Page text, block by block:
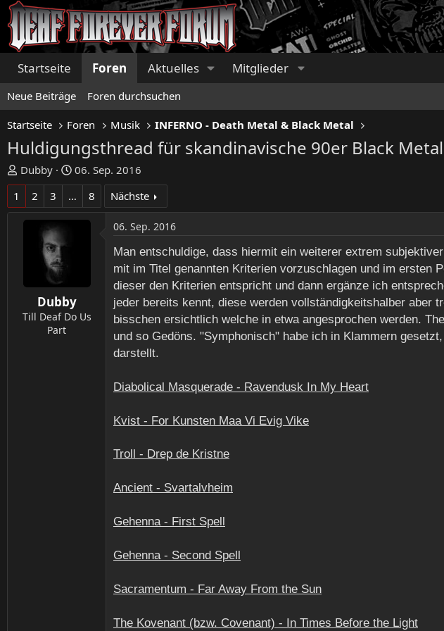
Startseite Foren Aktuelles Mitglieder
Neue Beiträge Foren durchsuchen
Startseite Foren Musik INFERNO - Death Metal & Black Metal
Huldigungsthread für skandinavische 90er Black
E
r
t
r
Dubby
E
r
s
t
a
m
06. Sep. 2016
1
2 3 … 8 Nächste
Dubby
Till Deaf Do Us
Part
06. Sep. 2016
Man entschuldige, dass hiermit ein weiterer extrem
mit im Titel genannten Kriterien vorzuschlagen und im ersten
dieser den Kriterien entspricht und dann ergänze ich
jeder bereits kennt, diese werden vollständigkeitshalber aber
bisschen ersichtlich welche in etwa angesprochen werden.
und so Gedöns. "Symphonisch" habe ich in Klammern
darstellt.
Diabolical Masquerade - Ravendusk In My Heart
Kvist - For Kunsten Maa Vi Evig Vike
Troll - Drep de Kristne
Ancient - Svartalvheim
Gehenna - First Spell
Gehenna - Second Spell
Sacramentum - Far Away From the Sun
The Kovenant (bzw. Covenant) - In Times Before the Light